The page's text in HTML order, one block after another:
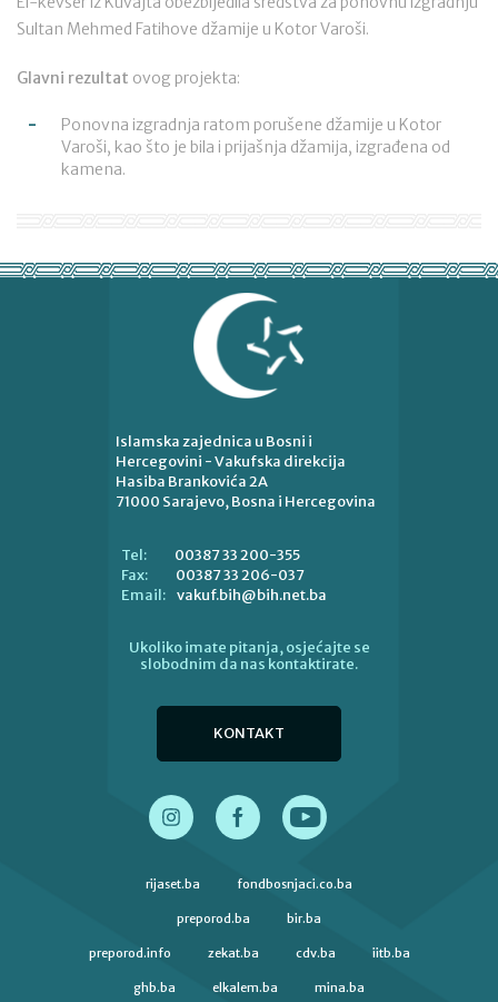
Sultan Mehmed Fatihove džamije u Kotor Varoši.
Glavni rezultat ovog projekta:
Ponovna izgradnja ratom porušene džamije u Kotor
Varoši, kao što je bila i prijašnja džamija, izgrađena od
kamena.
Islamska zajednica u Bosni i
Hercegovini - Vakufska direkcija
Hasiba Brankovića 2A
71000 Sarajevo, Bosna i Hercegovina
Tel:
00387 33 200-355
Fax:
00387 33 206-037
Email: vakuf.bih@bih.net.ba
Ukoliko imate pitanja, osjećajte se
slobodnim da nas kontaktirate.
KONTAKT
rijaset.ba fondbosnjaci.co.ba
preporod.ba bir.ba
preporod.info zekat.ba cdv.ba iitb.ba
ghb.ba elkalem.ba mina.ba